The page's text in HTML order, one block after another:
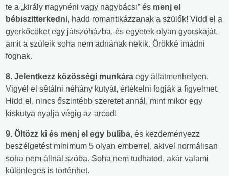
te a „király nagynéni vagy nagybácsi” és menj el
bébiszitterkedni, hadd romantikázzanak a szülők! Vidd el a
gyerkőcöket egy játszóházba, és egyetek olyan gyorskaját,
amit a szüleik soha nem adnának nekik. Örökké imádni
fognak.
8. Jelentkezz közösségi munkára egy állatmenhelyen.
Vigyél el sétálni néhány kutyát, értékelni fogják a figyelmet.
Hidd el, nincs őszintébb szeretet annál, mint mikor egy
kiskutya nyalja végig az arcod!
9. Öltözz ki és menj el egy buliba, és kezdeményezz
beszélgetést minimum 5 olyan emberrel, akivel normálisan
soha nem állnál szóba. Soha nem tudhatod, akár valami
különleges is történhet.